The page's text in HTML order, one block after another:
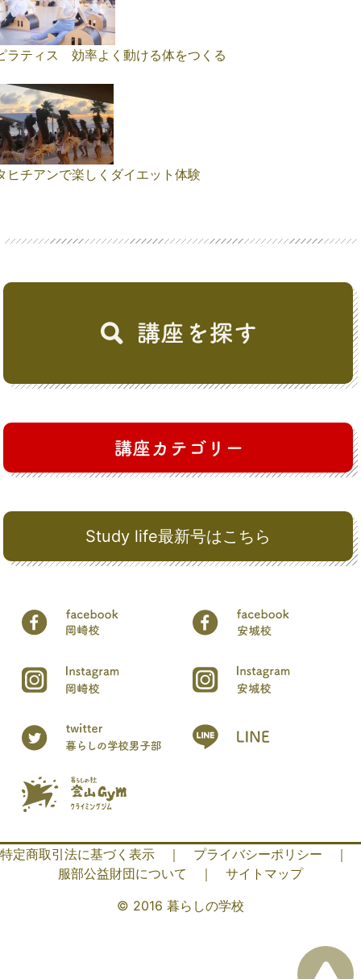
Study life最新号はこちら
ラティス 効率よく動ける体をつくる
ヒチアンで楽しくダイエット体験
特定商取引法に基づく表示 ｜ プライバシーポリシー
｜
服部公益財団について
｜
サイトマップ
© 2016 暮らしの学校